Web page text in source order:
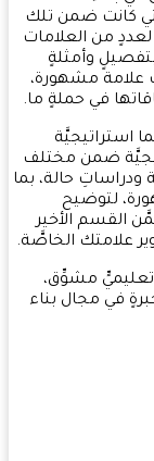
ضمن تلك
من العلامات
وأمثلةٍ
مشهورة،
في حملةٍ ما.
ضمن مختلف
حالة، بما
لتوضيح
الأخير
الخاصَّة.
مشوِّق،
مجال بناء